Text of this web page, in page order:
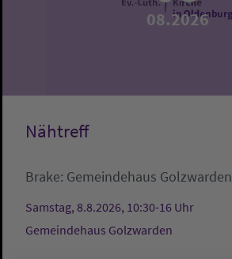
08.2026
Nähtreff
Brake: Gemeindehaus Golzwarden
Samstag, 8.8.2026, 10:30-16 Uhr
Gemeindehaus Golzwarden